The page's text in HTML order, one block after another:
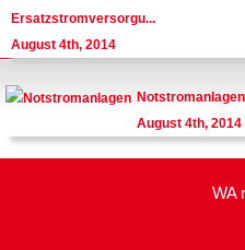
Ersatzstromversorgu...
August 4th, 2014
August 4th, 2014
WA